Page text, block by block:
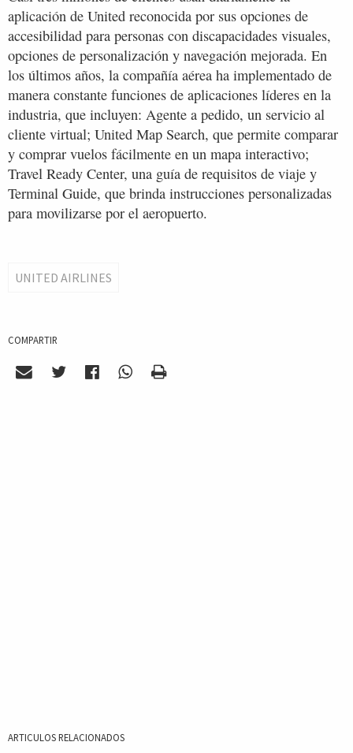
aplicación de United reconocida por sus opciones de
accesibilidad para personas con discapacidades visuales,
opciones de personalización y navegación mejorada. En
los últimos años, la compañía aérea ha implementado de
manera constante funciones de aplicaciones líderes en la
industria, que incluyen: Agente a pedido, un servicio al
cliente virtual; United Map Search, que permite comparar
y comprar vuelos fácilmente en un mapa interactivo;
Travel Ready Center, una guía de requisitos de viaje y
Terminal Guide, que brinda instrucciones personalizadas
para movilizarse por el aeropuerto.
UNITED AIRLINES
COMPARTIR
ARTICULOS RELACIONADOS